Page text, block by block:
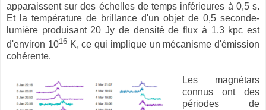
apparaissent sur des échelles de temps inférieures à 0,5 s.
Et la température de brillance d'un objet de 0,5 seconde-
lumière produisant 20 Jy de densité de flux à 1,3 kpc est
d'environ 1016K, ce qui implique un mécanisme d'émission
cohérente.
Les magnétars
connus ont des
périodes de